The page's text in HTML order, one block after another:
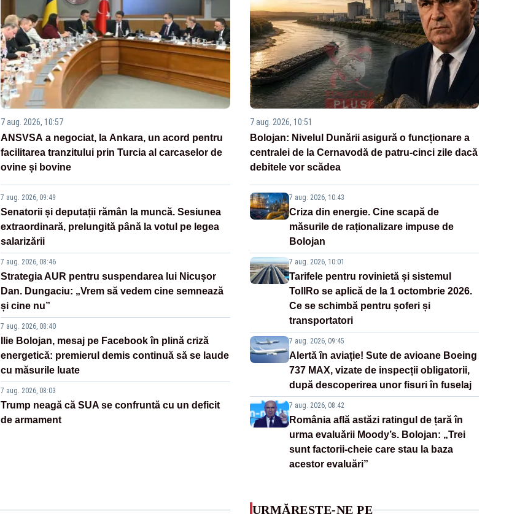
7 aug. 2026, 10:57
ANSVSA a negociat, la Ankara, un acord pentru
facilitarea tranzitului prin Turcia al carcaselor de
ovine și bovine
7 aug. 2026, 09:49
Senatorii și deputații rămân la muncă. Sesiunea
extraordinară, prelungită până la votul pe legea
salarizării
7 aug. 2026, 08:46
Strategia AUR pentru suspendarea lui Nicușor
Dan. Dungaciu: „Vrem să vedem cine semnează
și cine nu”
7 aug. 2026, 08:40
Ilie Bolojan, mesaj pe Facebook în plină criză
energetică: premierul demis continuă să se laude
cu măsurile luate
7 aug. 2026, 08:03
Trump neagă că SUA se confruntă cu un deficit
de armament
7 aug. 2026, 10:51
Bolojan: Nivelul Dunării asigură o funcționare a
centralei de la Cernavodă de patru-cinci zile dacă
debitele vor scădea
7 aug. 2026, 10:43
Criza din energie. Cine scapă de
măsurile de raționalizare impuse de
Bolojan
7 aug. 2026, 10:01
Tarifele pentru rovinietă și sistemul
TollRo se aplică de la 1 octombrie 2026.
Ce se schimbă pentru șoferi și
transportatori
7 aug. 2026, 09:45
Alertă în aviație! Sute de avioane Boeing
737 MAX, vizate de inspecții obligatorii,
după descoperirea unor fisuri în fuselaj
7 aug. 2026, 08:42
România află astăzi ratingul de țară în
urma evaluării Moody’s. Bolojan: „Trei
sunt factorii-cheie care stau la baza
acestor evaluări”
URMĂREȘTE-NE PE